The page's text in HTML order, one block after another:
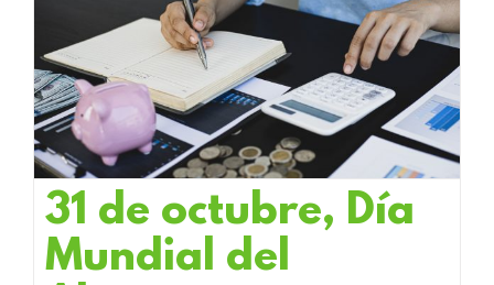
31 de octubre, Día
Mundial del